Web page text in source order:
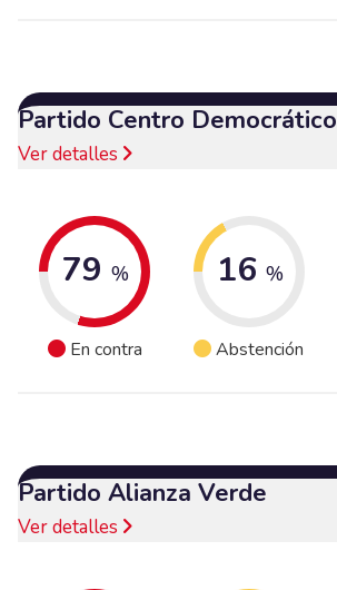
Partido Centro Democrático
Ver detalles
79 %
En contra
16 %
Abstención
Partido Alianza Verde
Ver detalles